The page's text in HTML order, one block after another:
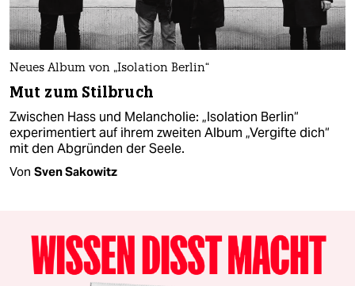
Neues Album von „Isolation Berlin“
Mut zum Stilbruch
Zwischen Hass und Melancholie: „Isolation Berlin“
experimentiert auf ihrem zweiten Album „Vergifte dich“
mit den Abgründen der Seele.
Von Sven Sakowitz